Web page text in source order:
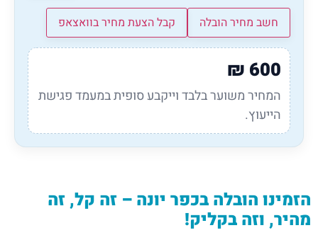
חשב מחיר הובלה קבל הצעת מחיר בוואצאפ
600
₪
המחיר משוער בלבד וייקבע סופית במעמד פגישת
הייעוץ.
הזמינו הובלה בכפר יונה – זה קל, זה
מהיר, וזה בקליק!